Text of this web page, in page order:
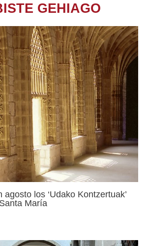
GEHIAGO
los ‘Udako Kontzertuak’
María